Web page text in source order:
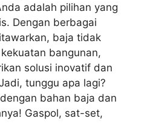
adalah pilihan yang
Dengan berbagai
baja tidak
bangunan,
solusi inovatif dan
tunggu apa lagi?
bahan baja dan
Gaspol, sat-set,